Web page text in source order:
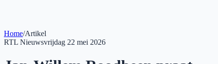
Home/Artikel
RTL Nieuwsvrijdag 22 mei 2026